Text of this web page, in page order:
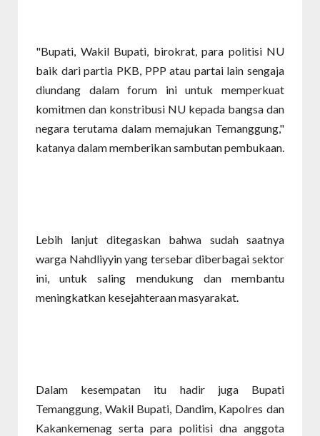
"Bupati, Wakil Bupati, birokrat, para politisi NU
baik dari partia PKB, PPP atau partai lain sengaja
diundang dalam forum ini untuk memperkuat
komitmen dan konstribusi NU kepada bangsa dan
negara terutama dalam memajukan Temanggung,"
katanya dalam memberikan sambutan pembukaan.
Lebih lanjut ditegaskan bahwa sudah saatnya
warga Nahdliyyin yang tersebar diberbagai sektor
ini, untuk saling mendukung dan membantu
meningkatkan kesejahteraan masyarakat.
Dalam kesempatan itu hadir juga Bupati
Temanggung, Wakil Bupati, Dandim, Kapolres dan
Kakankemenag serta para politisi dna anggota